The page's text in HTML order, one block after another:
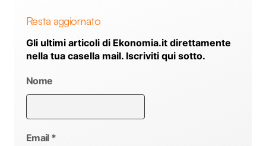
Resta aggiornato
Gli ultimi articoli di Ekonomia.it direttamente
nella tua casella mail. Iscriviti qui sotto.
Nome
Email *